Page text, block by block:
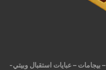
– عبايات استقبال وبيتي-